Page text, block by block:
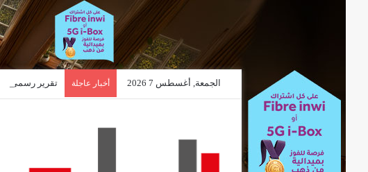
الجمعة, أغسطس 7 2026 أخبار عاجلة